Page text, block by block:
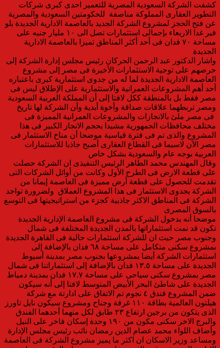
كشفت الشركة السعودية المصرية للتعمير احدى كبرى شركات
التطوير العقارى المملوكة مناصفة للحكومتين السعودية والمصرية
عن فتح الحجز لمشروع الشركة الجديد بالعاصمة الادارية الجديدة بلو
فير غدا الاربعاء بإجمالى استثمارات تصل الى ١٠ مليار جنيه على
مساحة ٧٠ فدان فى أحد أكثر المناطق تميزا بالعاصمة الادارية
الجديدة
واشار الدكتور عبد الرحمن الحركان رئيس مجلس إدارة الشركة إلى
حرصهم على توجية الاستثمارات الأخيرة فى مصر إلى مشروع
العاصمة الادارية الجديدة لما له من جدوى استثمارية كبرى باعتباره
أحد أهم المشروعات العمرانية والاستثمارية على الإطلاق ليس فى
مصر فقط بل بالمنطقة ككل لافتا إلى أن المملكة العربية السعودية
ومصر تربطهما علاقات صداقة وأخوة أبدية وأن الشركة لها تاريخ
فى مصر ملئ بالانجازات والمشروعات العمرانية المميزة فى
مختلف محافظات الجمهورية مشيدا بحجم الانجاز الكبير فى هذا
المشروع والذى تم فى فترة قياسية موضحا أن مناخ الاستثمار فى
مصر الآن لاسيما فى القطاع العقارى أصبح جاذبا للاستثمارات
العربية بوجه عام والسعودية بشكل خاص
وقال المهندس محمد الطاهر الرئيس التنفيذى ان الشركة حصلت
على قطعة الارض فى الطرح الأول وكانت من أوائل الشركات التى
تقدمت للحصول على قطعة أرض مميزة فى العاصمة إيمانا من
الشركة بجدوى الاستثمار فى هذا المشروع العملاق ولضرورة تواجد
الشركة فى المناطق الاكثر جاذبية كجزء من استراتيجيتها فى التوسع
بالسوق المصرى
موضحا أنه بدخول الشركة فى مشروع العاصمة الإدارية الجديدة
تكون قد نمت استثماراتها بالمدن الجديدة المختلفة فى شمال
وجنوب مصر حيث ان للشركة استثمارات حالية فى القاهرة الجديدة
بمشروع سكنى متكامل على مساحة ٦٨ فدان بالإضافة إلى
استثمارات الشركة أيضا بمشروعها بجنوب مصر بمدينة أسيوط
الجديدة على مساحة ١٣.٥ فدان بالإضافة إلى استثماراتنا فى شمال
مصر بمشروع سكنى سياحى على مساحة ١٧.٧ فدان بمدينة دمياط
الجديدة على شاطئ البحر الأبيض المتوسط لافتا إلى أنه سيكون
ضمن المشروع فندق ٤ نجوم تم الاتفاق على ادارتة مع شركة
هيلتون العالمية بطاقة ١١٠ غرفة وجناح ومشروع سيكون نايل تاورز
الذى يتكون من برجين ارتفاع ٢٣ طابق لكل منهما أحدهما الفندق
والبرج الاخر سكنى مكون من ١٩٠ وحدة إسكان فاخر على النيل
وأضاف اللواء محمد عصام الدين رمضان نائب رئيس مجلس الإدارة
ومساعد وزير الاسكان ان اكثر ما يميز مشروع الشركة فى العاصمة